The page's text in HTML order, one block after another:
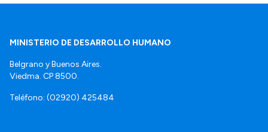
MINISTERIO DE DESARROLLO HUMANO
Belgrano y Buenos Aires.
Viedma. CP 8500.
Teléfono: (02920) 425484